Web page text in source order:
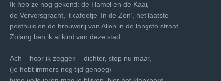
Ik heb ze nog gekend: de Hamel en de Kaai,
de Verversgracht, ‘t cafeetje ‘In de Zon’, het laatste
pesthuis en de brouwerij van Allen in de langste straat.
Zolang ben ik al kind van deze stad.
Ach – hoor ik zeggen – dichter, stop nu maar,
(je hebt immers nog tijd genoeg)